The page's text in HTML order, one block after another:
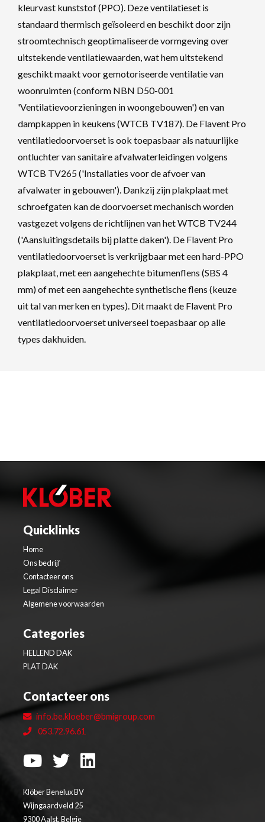
kleurvast kunststof (PPO). Deze ventilatieset is
standaard thermisch geïsoleerd en beschikt door zijn
stroomtechnisch geoptimaliseerde vormgeving over
uitstekende ventilatiewaarden, wat hem uitstekend
geschikt maakt voor gemotoriseerde ventilatie van
woonruimten (conform NBN D50-001
'Ventilatievoorzieningen in woongebouwen') en van
dampkappen in keukens (WTCB TV187). De Flavent Pro
ventilatiedoorvoerset is ook toepasbaar als natuurlijke
ontluchter van sanitaire afvalwaterleidingen volgens
WTCB TV265 ('Installaties voor de afvoer van
afvalwater in gebouwen'). Dankzij zijn plakplaat met
schroefgaten kan de doorvoerset mechanisch worden
vastgezet volgens de richtlijnen van het WTCB TV244
('Aansluitingsdetails bij platte daken'). De Flavent Pro
ventilatiedoorvoerset is verkrijgbaar met een hard-PPO
plakplaat, met een aangehechte bitumenflens (SBS 4
mm) of met een aangehechte synthetische flens (keuze
uit tal van merken en types). Dit maakt de Flavent Pro
ventilatiedoorvoerset universeel toepasbaar op alle
types dakhuiden.
Quicklinks
Home
Ons bedrijf
Contacteer ons
Legal Disclaimer
Algemene voorwaarden
Categories
HELLEND DAK
PLAT DAK
Contacteer ons
info.be.kloeber@bmigroup.com
053.72.96.61
Klöber Benelux BV
Wijngaardveld 25
9300 Aalst, Belgie